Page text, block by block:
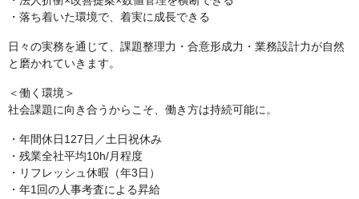
・落ち着いた環境で、着実に成長できる
日々の実務を通じて、課題整理力・合意形成力・業務設計力が自然
と磨かれていきます。
＜働く環境＞
社会課題に向き合うからこそ、働き方は持続可能に。
・年間休日127日／土日祝休み
・残業全社平均10h/月程度
・リフレッシュ休暇（年3日）
・年1回の人事考査による昇給